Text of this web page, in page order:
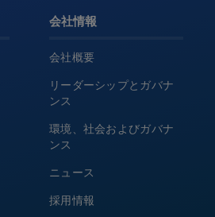
会社情報
会社概要
リーダーシップとガバナ
ンス
環境、社会およびガバナ
ンス
ニュース
採用情報